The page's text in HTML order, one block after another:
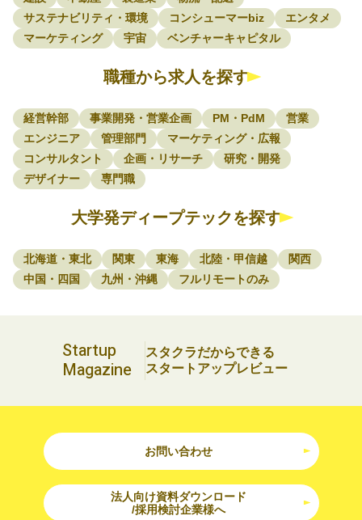
サステナビリティ・環境
コンシューマーbiz
エンタメ
マーケティング
宇宙 ベンチャーキャピタル
職種から求人を探す
経営幹部 事業開発・営業企画 PM・PdM
営業
エンジニア
管理部門
マーケティング・広報
コンサルタント
企画・リサーチ
研究・開発
デザイナー
専門職
大学発ディープテックを探す
北海道・東北 関東 東海 北陸・甲信越
関西
中国・四国
九州・沖縄 フルリモートのみ
Startup
Magazine
スタクラだからできる
スタートアップレビュー
お問い合わせ
法人向け資料ダウンロード
/採用検討企業様へ